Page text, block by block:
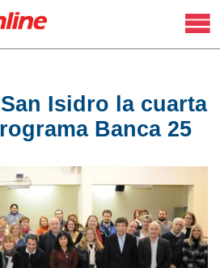
Isidro la cuarta
Banca 25